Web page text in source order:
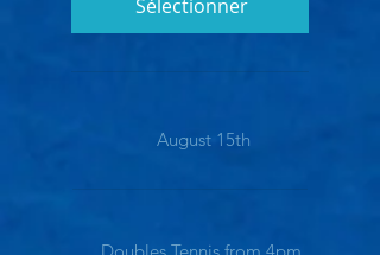
Sélectionner
August 15th